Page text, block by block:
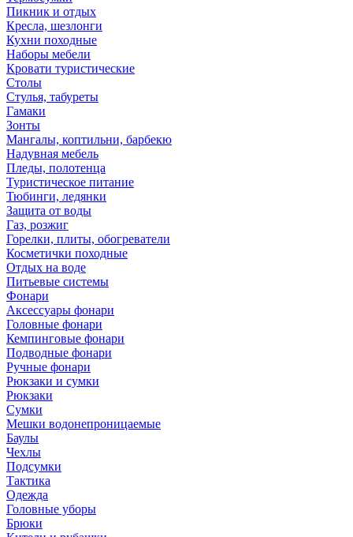
Пикник и отдых
Кресла, шезлонги
Кухни походные
Наборы мебели
Кровати туристические
Столы
Стулья, табуреты
Гамаки
Зонты
Мангалы, коптильни, барбекю
Надувная мебель
Пледы, полотенца
Туристическое питание
Тюбинги, ледянки
Защита от воды
Газ, розжиг
Горелки, плиты, обогреватели
Косметички походные
Отдых на воде
Питьевые системы
Фонари
Аксессуары фонари
Головные фонари
Кемпинговые фонари
Подводные фонари
Ручные фонари
Рюкзаки и сумки
Рюкзаки
Сумки
Мешки водонепроницаемые
Баулы
Чехлы
Подсумки
Тактика
Одежда
Головные уборы
Брюки